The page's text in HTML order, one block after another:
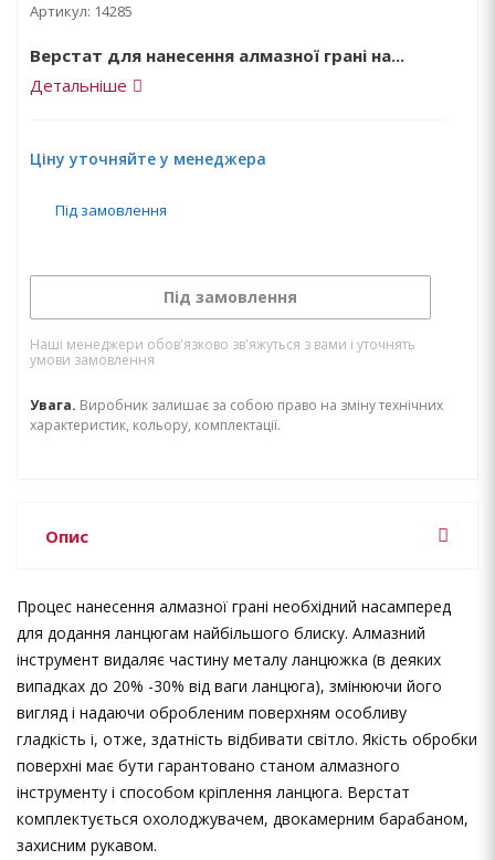
Артикул: 14285
Верстат для нанесення алмазної грані на...
Детальніше
Ціну уточняйте у менеджера
Під замовлення
Під замовлення
Наші менеджери обов'язково зв'яжуться з вами і уточнять
умови замовлення
Увага. Виробник залишає за собою право на зміну технічних
характеристик, кольору, комплектації.
Опис
Процес нанесення алмазної грані необхідний насамперед
для додання ланцюгам найбільшого блиску. Алмазний
інструмент видаляє частину металу ланцюжка (в деяких
випадках до 20% -30% від ваги ланцюга), змінюючи його
вигляд і надаючи обробленим поверхням особливу
гладкість і, отже, здатність відбивати світло. Якість обробки
поверхні має бути гарантовано станом алмазного
інструменту і способом кріплення ланцюга. Верстат
комплектується охолоджувачем, двокамерним барабаном,
захисним рукавом.